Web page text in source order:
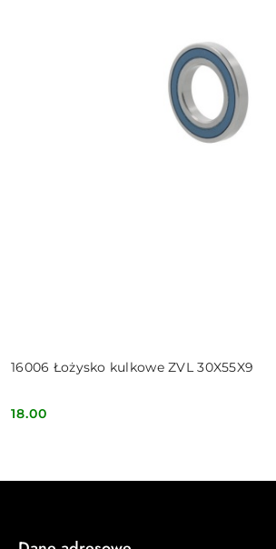
16006 Łożysko kulkowe ZVL 30X55X9
Cena:
18.00